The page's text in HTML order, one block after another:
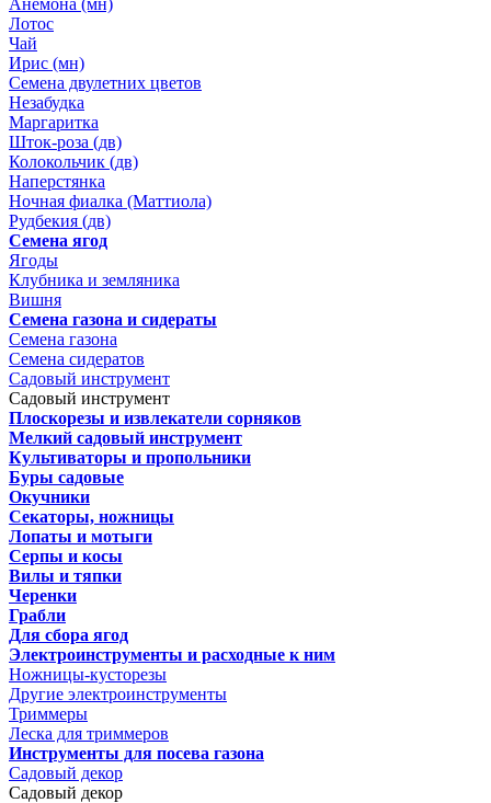
Анемона (мн)
Лотос
Чай
Ирис (мн)
Семена двулетних цветов
Незабудка
Маргаритка
Шток-роза (дв)
Колокольчик (дв)
Наперстянка
Ночная фиалка (Маттиола)
Рудбекия (дв)
Семена ягод
Ягоды
Клубника и земляника
Вишня
Семена газона и сидераты
Семена газона
Семена сидератов
Садовый инструмент
Садовый инструмент
Плоскорезы и извлекатели сорняков
Мелкий садовый инструмент
Культиваторы и пропольники
Буры садовые
Окучники
Секаторы, ножницы
Лопаты и мотыги
Серпы и косы
Вилы и тяпки
Черенки
Грабли
Для сбора ягод
Электроинструменты и расходные к ним
Ножницы-кусторезы
Другие электроинструменты
Триммеры
Леска для триммеров
Инструменты для посева газона
Садовый декор
Садовый декор